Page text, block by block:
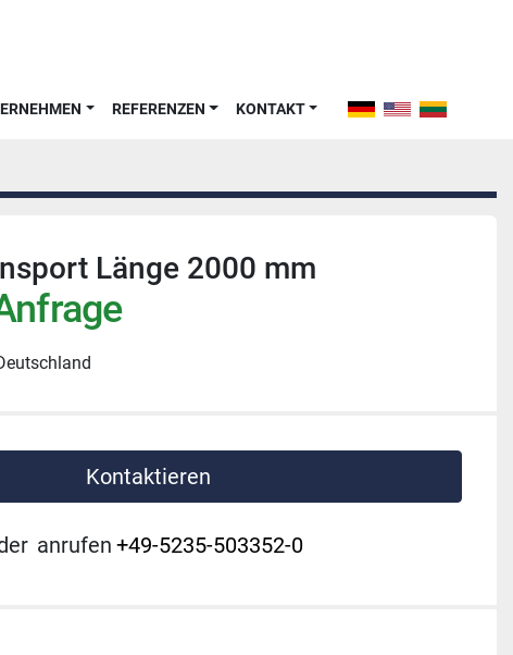
REFERENZEN KONTAKT
Länge 2000 mm
Kontaktieren
anrufen +49-5235-503352-0